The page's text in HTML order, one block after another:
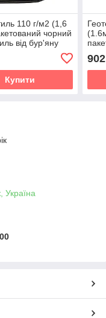
110 г/м2 (1,6
чорний
від бур'яну
Купити
902
Україна